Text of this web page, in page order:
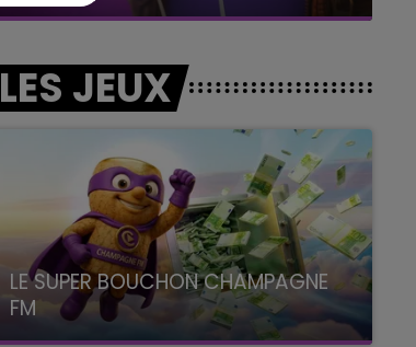
LES JEUX
LE SUPER BOUCHON CHAMPAGNE
FM
avec La Famille Champagne FM, à 8H10